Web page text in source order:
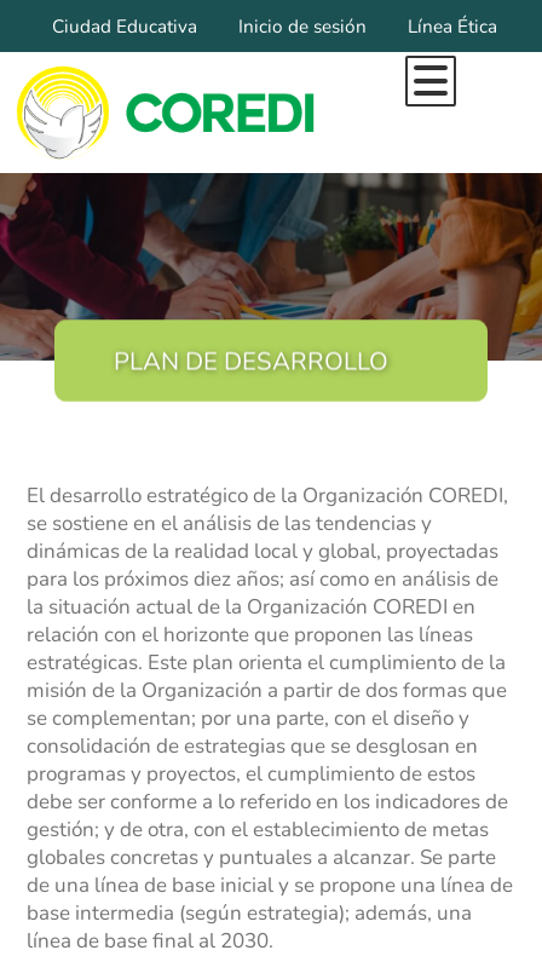
Ciudad Educativa Inicio de sesión Línea Ética
Inicio
Todo Lo Que Somos
Marca Diocesana
Organigrama
Pilares Institucionales
Misional
Sedes
Marinilla
Rionegro
El Peñol
Investigación
Revista institucional
Modelo de Naciones Unidas – MUN
Pagos en línea
Educación Rural
PLAN DE DESARROLLO
El desarrollo estratégico de la Organización COREDI,
se sostiene en el análisis de las tendencias y
dinámicas de la realidad local y global, proyectadas
para los próximos diez años; así como en análisis de
la situación actual de la Organización COREDI en
relación con el horizonte que proponen las líneas
estratégicas. Este plan orienta el cumplimiento de la
misión de la Organización a partir de dos formas que
se complementan; por una parte, con el diseño y
consolidación de estrategias que se desglosan en
programas y proyectos, el cumplimiento de estos
debe ser conforme a lo referido en los indicadores de
gestión; y de otra, con el establecimiento de metas
globales concretas y puntuales a alcanzar. Se parte
de una línea de base inicial y se propone una línea de
base intermedia (según estrategia); además, una
línea de base final al 2030.